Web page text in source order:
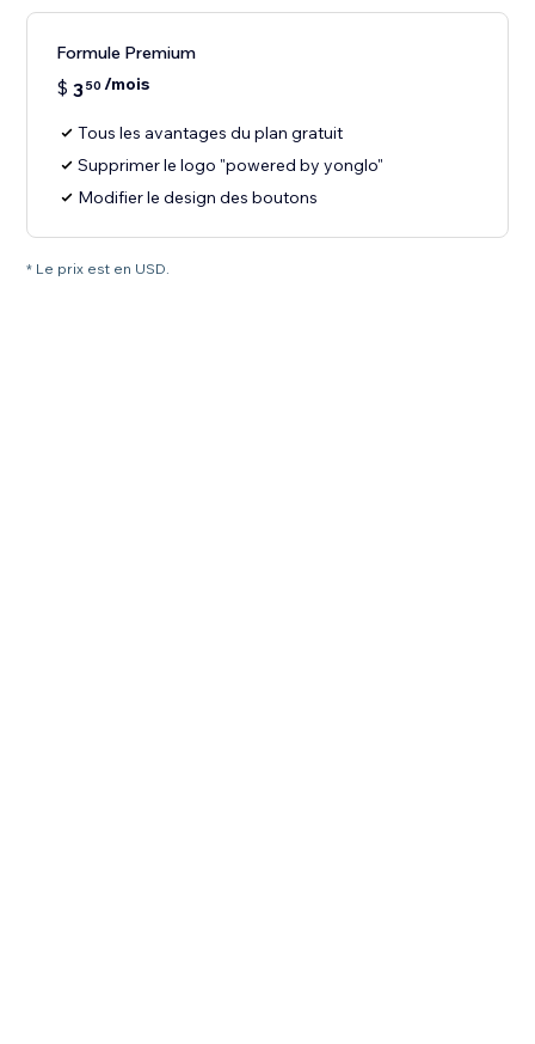
Formule Premium
$ 350 /mois
Tous les avantages du plan gratuit
Supprimer le logo "powered by yonglo"
Modifier le design des boutons
* Le prix est en USD.